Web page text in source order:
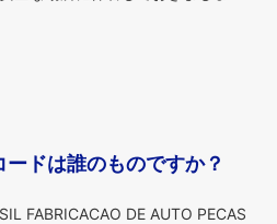
ドは誰のものですか？
FABRICACAO DE AUTO PECAS